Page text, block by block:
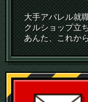
大手アパレル就
クルショップ立
あんた、これか